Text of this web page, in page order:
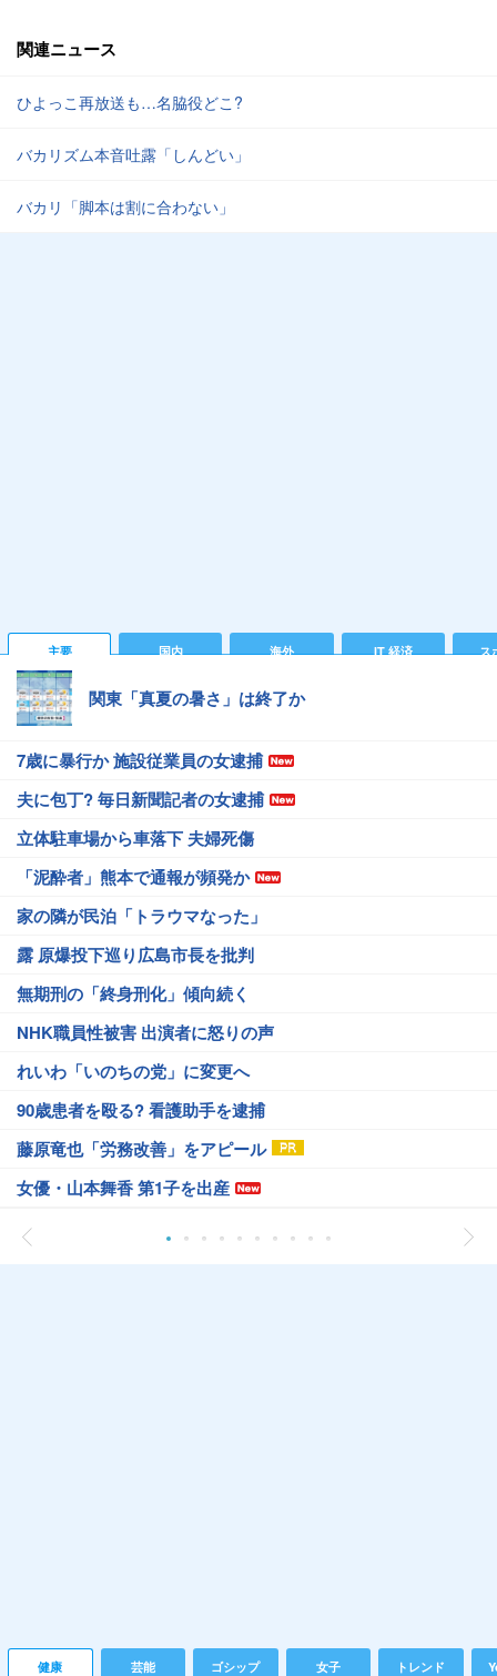
関連ニュース
ひよっこ再放送も…名脇役どこ?
バカリズム本音吐露「しんどい」
バカリ「脚本は割に合わない」
主要 国内 海外 IT 経済 ス
関東「真夏の暑さ」は終了か
7歳に暴行か 施設従業員の女逮捕
夫に包丁? 毎日新聞記者の女逮捕
立体駐車場から車落下 夫婦死傷
「泥酔者」熊本で通報が頻発か
家の隣が民泊「トラウマなった」
露 原爆投下巡り広島市長を批判
無期刑の「終身刑化」傾向続く
NHK職員性被害 出演者に怒りの声
れいわ「いのちの党」に変更へ
90歳患者を殴る? 看護助手を逮捕
藤原竜也「労務改善」をアピール
女優・山本舞香 第1子を出産
健康 芸能 ゴシップ 女子 トレンド